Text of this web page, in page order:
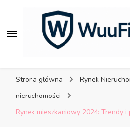
porady dla
porady dla
Strona główna
Rynek
nieruchomości
Rynek mieszkaniowy 2024: Trendy i